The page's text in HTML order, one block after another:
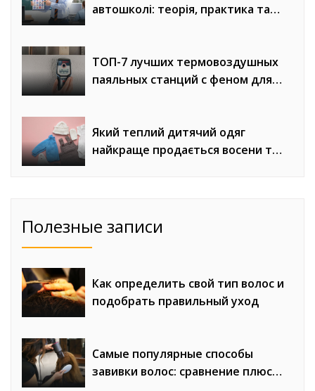
автошколі: теорія, практика та
ТОП-7 лучших термовоздушных
паяльных станций с феном для
Який теплий дитячий одяг
найкраще продається восени та
Полезные записи
Как определить свой тип волос и
подобрать правильный уход
Самые популярные способы
завивки волос: сравнение плюсов